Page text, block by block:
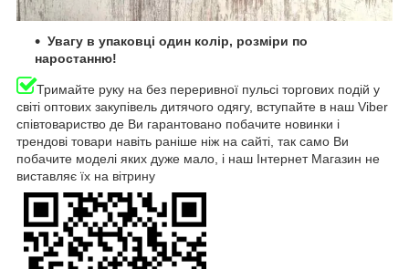
Увагу в упаковці один колір, розміри по
наростанню!
Тримайте руку на без переривної пульсі торгових подій у
світі оптових закупівель дитячого одягу, вступайте в наш Viber
співтовариство де Ви гарантовано побачите новинки і
трендові товари навіть раніше ніж на сайті, так само Ви
побачите моделі яких дуже мало, і наш Інтернет Магазин не
виставляє їх на вітрину